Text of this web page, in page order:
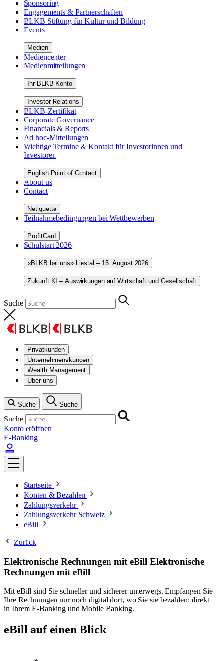
Sponsoring
Engagements & Partnerschaften
BLKB Stiftung für Kultur und Bildung
Events
Medien
Mediencenter
Medienmitteilungen
Ihr BLKB-Konto
Investor Relations
BLKB-Zertifikat
Corporate Governance
Financials & Reports
Ad hoc-Mitteilungen
Wichtige Termine & Kontakt für Investorinnen und
Investoren
English Point of Contact
About us
Contact
Netiquette
Teilnahmebedingungen bei Wettbewerben
ProfitCard
Schulstart 2026
«BLKB bei uns» Liestal – 15. August 2026
Zukunft KI – Auswirkungen auf Wirtschaft und Gesellschaft
Suche
Privatkunden
Unternehmenskunden
Wealth Management
Über uns
Suche Suche
Suche
Konto eröffnen
E-Banking
Startseite
Konten & Bezahlen
Zahlungsverkehr
Zahlungsverkehr Schweiz
eBill
Zurück
Elektronische Rechnungen mit eBill Elektronische
Rechnungen mit eBill
Mit eBill sind Sie schneller und sicherer unterwegs. Empfangen Sie
Ihre Rechnungen nur noch digital dort, wo Sie sie bezahlen: direkt
in Ihrem E-Banking und Mobile Banking.
eBill auf einen Blick